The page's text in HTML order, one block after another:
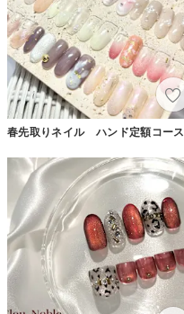
春先取りネイル ハンド定額コース